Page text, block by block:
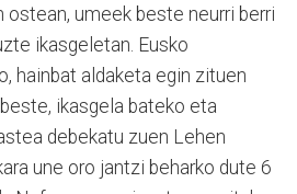
ostean, umeek beste neurri berri
ikasgeletan. Eusko
hainbat aldaketa egin zituen
ikasgela bateko eta
debekatu zuen Lehen
une oro jantzi beharko dute 6